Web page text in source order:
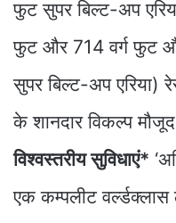
फुट सुपर बिल्ट-अप
फुट और 714 वर्ग फुट
सुपर बिल्ट-अप एरिया)
के शानदार विकल्प
विश्वस्तरीय सुविधाएं*
एक कम्पलीट